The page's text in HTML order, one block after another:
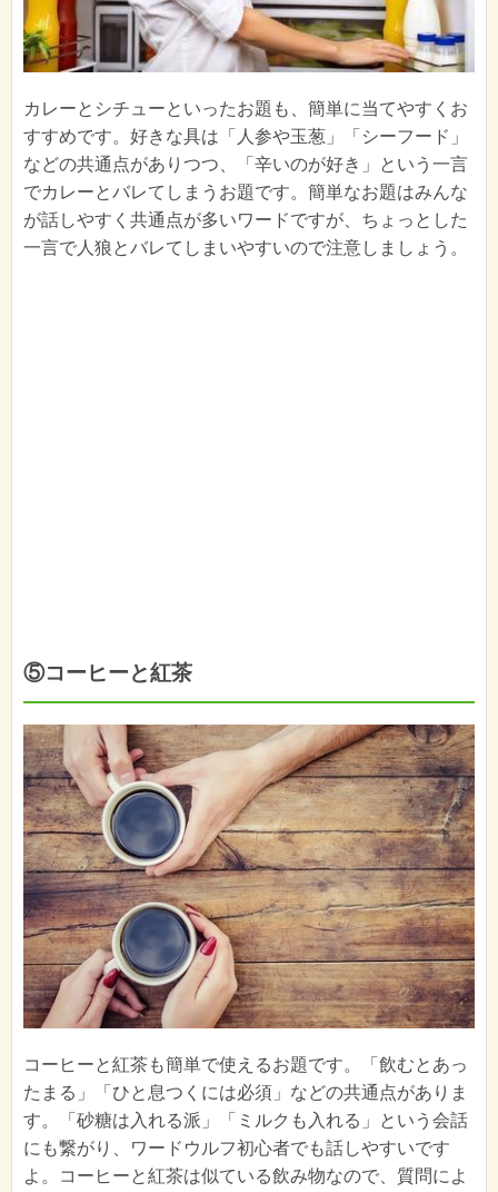
カレーとシチューといったお題も、簡単に当てやすくお
すすめです。好きな具は「人参や玉葱」「シーフード」
などの共通点がありつつ、「辛いのが好き」という一言
でカレーとバレてしまうお題です。簡単なお題はみんな
が話しやすく共通点が多いワードですが、ちょっとした
一言で人狼とバレてしまいやすいので注意しましょう。
⑤コーヒーと紅茶
コーヒーと紅茶も簡単で使えるお題です。「飲むとあっ
たまる」「ひと息つくには必須」などの共通点がありま
す。「砂糖は入れる派」「ミルクも入れる」という会話
にも繋がり、ワードウルフ初心者でも話しやすいです
よ。コーヒーと紅茶は似ている飲み物なので、質問によ